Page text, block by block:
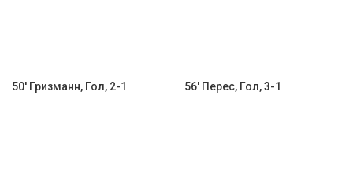
50' Гризманн, Гол, 2-1 56' Перес, Гол, 3-1